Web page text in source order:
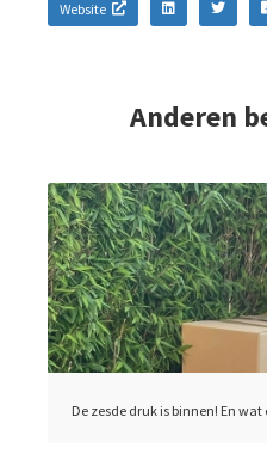
Website
Anderen
De zesde druk is binnen! En